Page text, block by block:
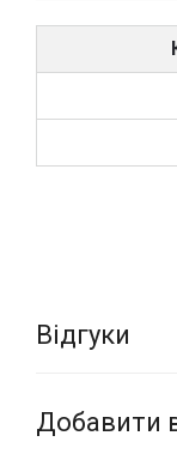
Відгуки
Добавити